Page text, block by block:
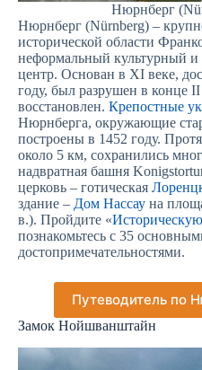
Нюрнберг
Нюрнберг (Nürnberg) –
исторической области
неформальный культурный и
центр. Основан в XI веке,
году, был разрушен в конце
восстановлен. Крепостные
Нюрнберга, окружающие
построены в 1452 году.
около 5 км, сохранились
надвратная башня
церковь – готическая
здание – Дом Нассау на
в.). Пройдите «
познакомьтесь с 35
достопримечательностями.
Путеводитель по
Замок Нойшванштайн